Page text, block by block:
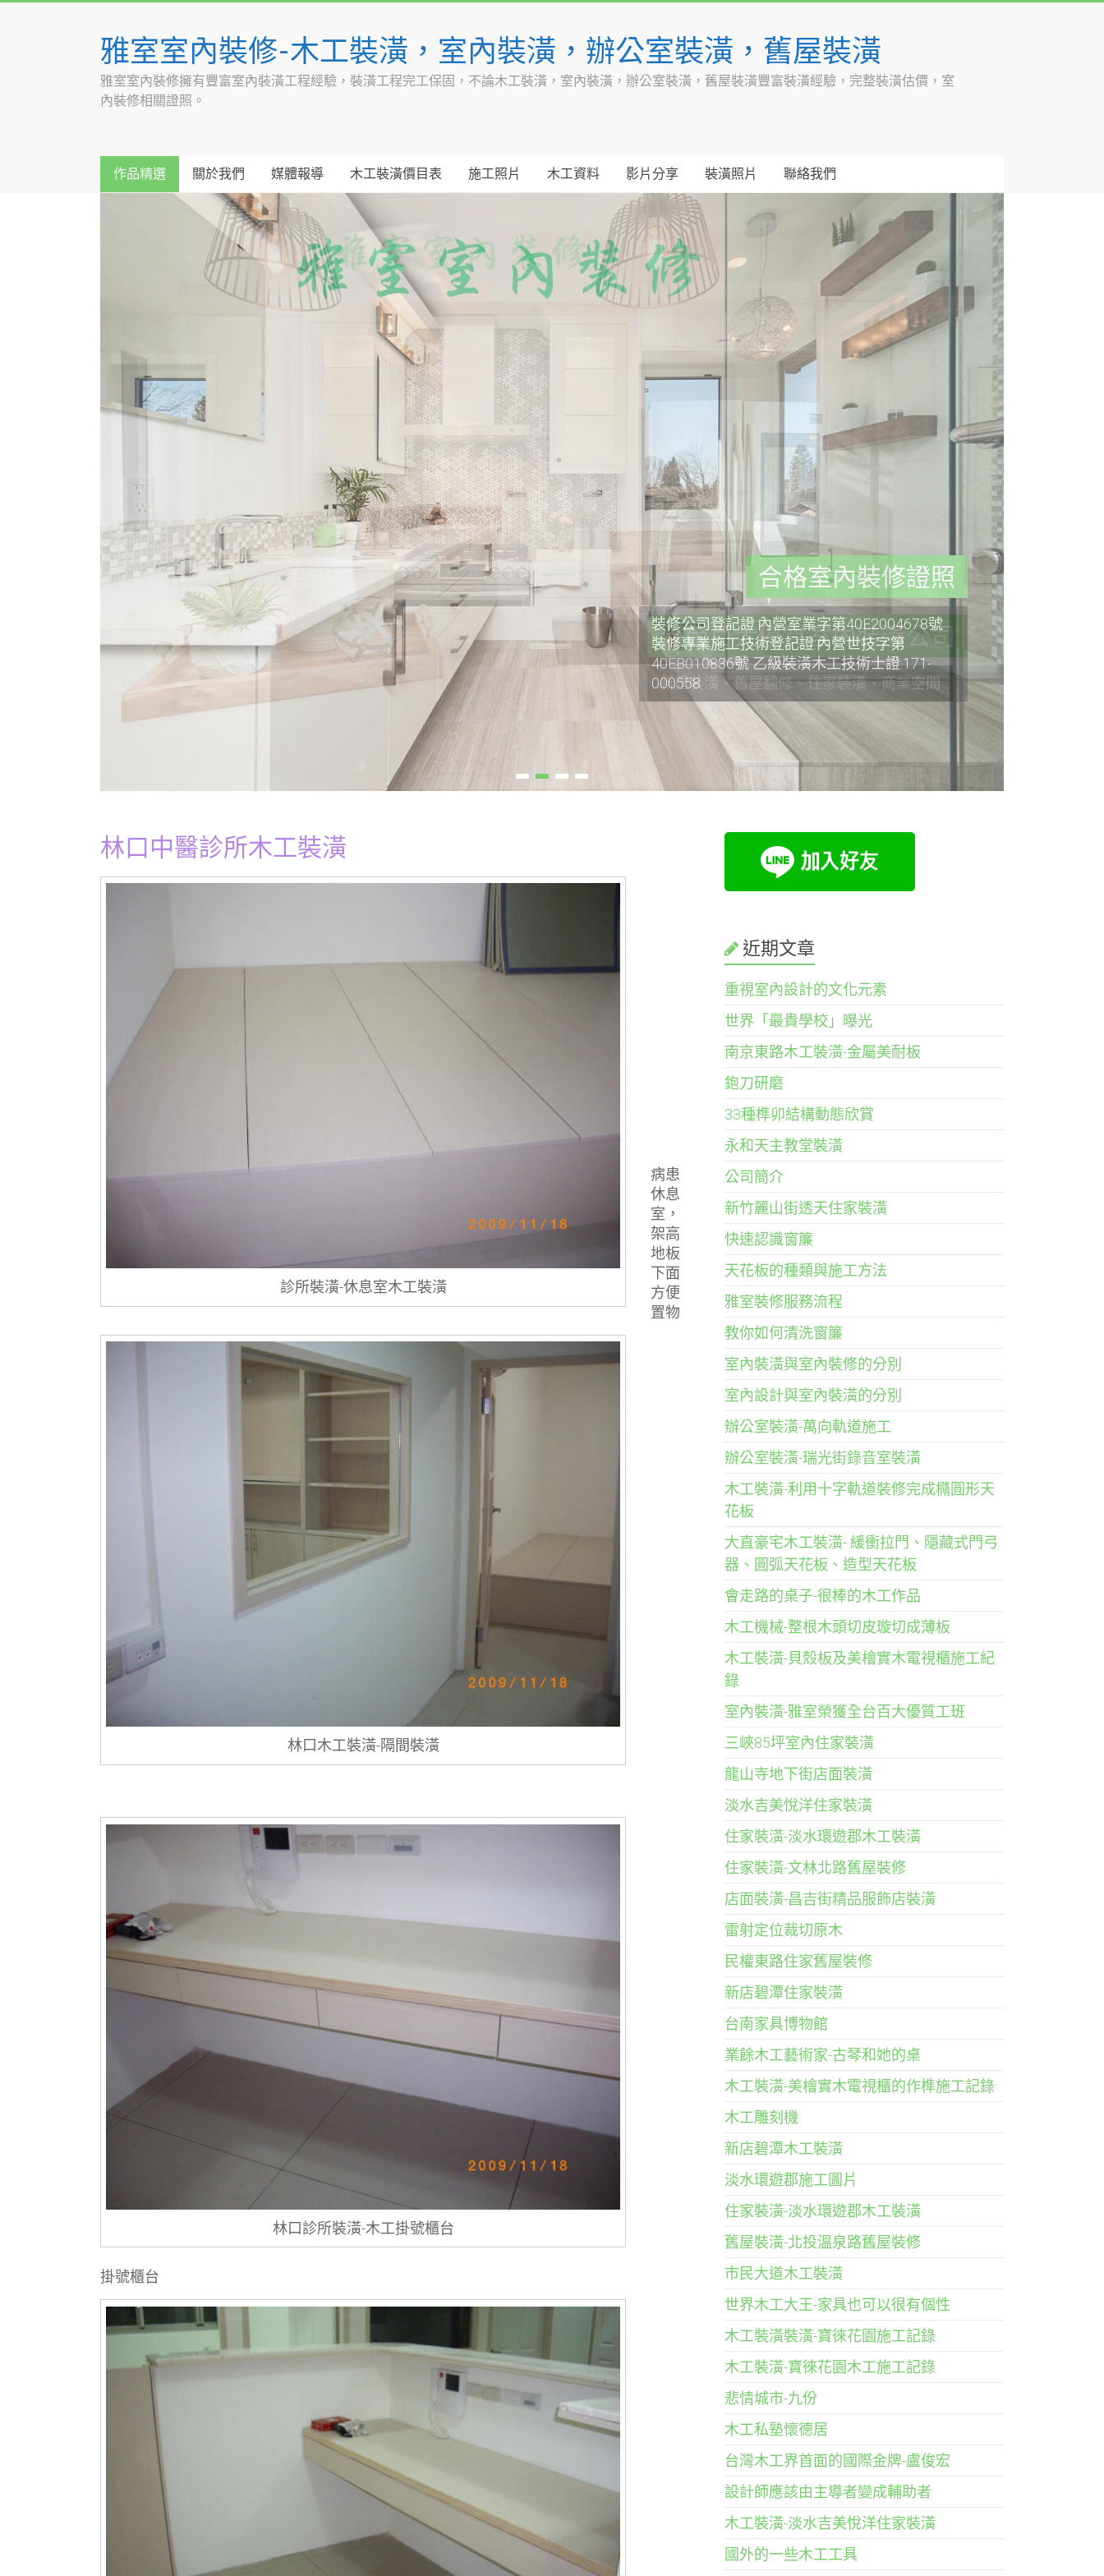
雅室室內裝修-木工裝潢，室內裝潢，辦公室裝潢，舊屋裝潢
雅室室內裝修擁有豐富室內裝潢工程經驗，裝潢工程完工保固，不論木工裝潢，室內裝潢，辦公室裝潢，舊屋裝潢豐富裝潢經驗，完整裝潢估價，室
內裝修相關證照。
作品精選 關於我們 媒體報導 木工裝潢價目表 施工照片 木工資料 影片分享 裝潢照片 聯絡我們
合格室內裝修證照
裝修公司登記證:內營室業字第40E2004678號
裝修專業施工技術登記證:內營世技字第
40EB010836號 乙級裝潢木工技術士證:171-
000558
林口中醫診所木工裝潢
診所裝潢-休息室木工裝潢
病患
休息
室，
架高
地板
下面
方便
置物
林口木工裝潢-隔間裝潢
林口診所裝潢-木工掛號櫃台
掛號櫃台
近期文章
重視室內設計的文化元素
世界「最貴學校」曝光
南京東路木工裝潢-金屬美耐板
鉋刀研磨
33種榫卯結構動態欣賞
永和天主教堂裝潢
公司簡介
新竹麗山街透天住家裝潢
快速認識窗簾
天花板的種類與施工方法
雅室裝修服務流程
教你如何清洗窗簾
室內裝潢與室內裝修的分別
室內設計與室內裝潢的分別
辦公室裝潢-萬向軌道施工
辦公室裝潢-瑞光街錄音室裝潢
木工裝潢-利用十字軌道裝修完成橢圓形天
花板
大直豪宅木工裝潢- 緩衝拉門、隱藏式門弓
器、圓弧天花板、造型天花板
會走路的桌子-很棒的木工作品
木工機械-整根木頭切皮璇切成薄板
木工裝潢-貝殼板及美檜實木電視櫃施工紀
錄
室內裝潢-雅室榮獲全台百大優質工班
三峽85坪室內住家裝潢
龍山寺地下街店面裝潢
淡水吉美悅洋住家裝潢
住家裝潢-淡水環遊郡木工裝潢
住家裝潢-文林北路舊屋裝修
店面裝潢-昌吉街精品服飾店裝潢
雷射定位裁切原木
民權東路住家舊屋裝修
新店碧潭住家裝潢
台南家具博物館
業餘木工藝術家-古琴和她的桌
木工裝潢-美檜實木電視櫃的作榫施工記錄
木工雕刻機
新店碧潭木工裝潢
淡水環遊郡施工圖片
住家裝潢-淡水環遊郡木工裝潢
舊屋裝潢-北投溫泉路舊屋裝修
市民大道木工裝潢
世界木工大王-家具也可以很有個性
木工裝潢裝潢-寶徠花園施工記錄
木工裝潢-寶徠花園木工施工記錄
悲情城市-九份
木工私塾懷德居
台灣木工界首面的國際金牌-盧俊宏
設計師應該由主導者變成輔助者
木工裝潢-淡水吉美悅洋住家裝潢
國外的一些木工工具